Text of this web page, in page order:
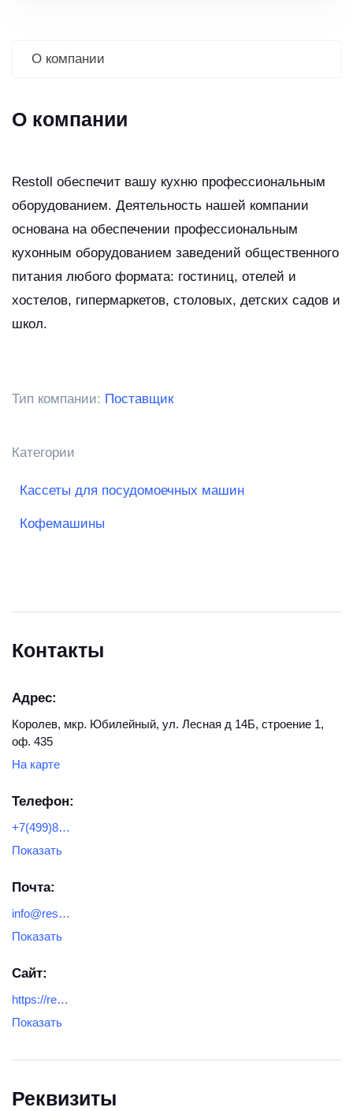
О компании
О компании
Restoll обеспечит вашу кухню профессиональным
оборудованием. Деятельность нашей компании
основана на обеспечении профессиональным
кухонным оборудованием заведений общественного
питания любого формата: гостиниц, отелей и
хостелов, гипермаркетов, столовых, детских садов и
школ.
Тип компании: Поставщик
Категории
Кассеты для посудомоечных машин
Кофемашины
Контакты
Адрес:
Королев, мкр. Юбилейный, ул. Лесная д 14Б, строение 1,
оф. 435
На карте
Телефон:
+7(499)877-57-86
Показать
Почта:
info@restoll.ru
Показать
Сайт:
https://restoll.ru/
Показать
Реквизиты